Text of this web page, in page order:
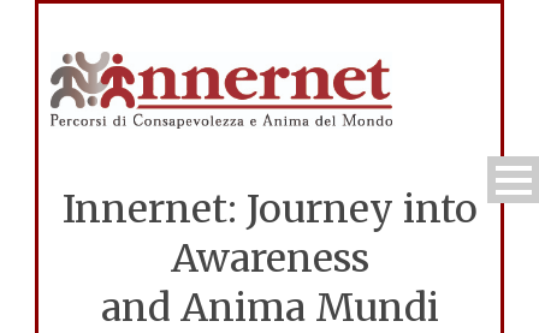
Innernet: Journey into
Awareness
and Anima Mundi